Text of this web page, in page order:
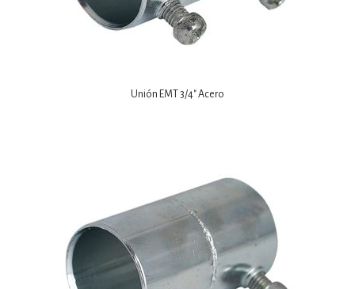
Unión EMT 3/4″ Acero